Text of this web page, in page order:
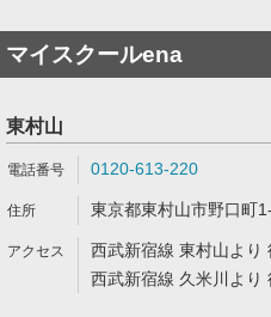
マイスクールena
東村山
0120-613-220
東京都東村山市野口町
西武新宿線 東村山より
西武新宿線 久米川より